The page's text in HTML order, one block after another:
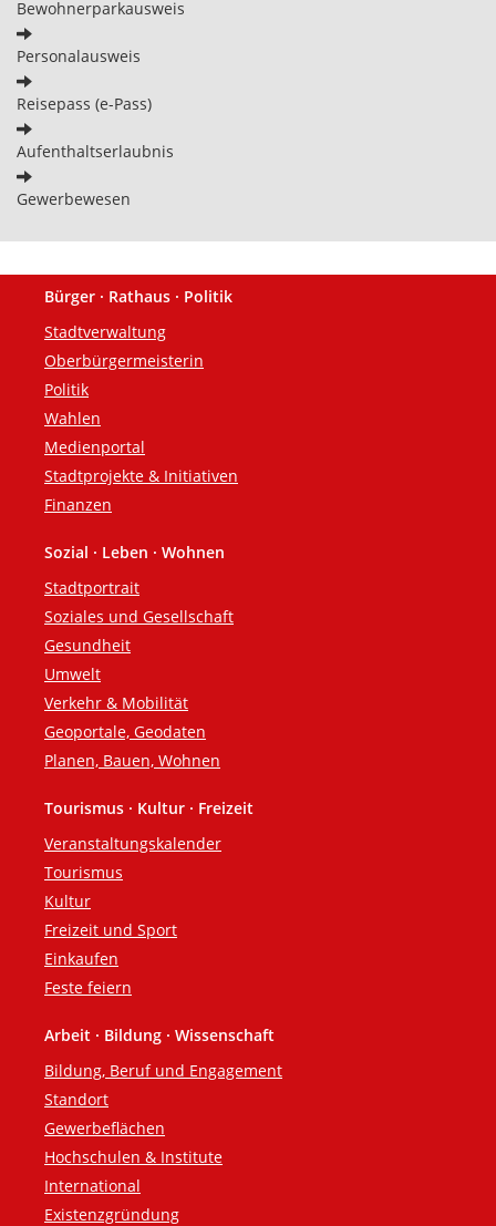
Bewohnerparkausweis
Personalausweis
Reisepass (e-Pass)
Aufenthaltserlaubnis
Gewerbewesen
Fußzeile
Bürger · Rathaus · Politik
Stadtverwaltung
Oberbürgermeisterin
Politik
Wahlen
Medienportal
Stadtprojekte & Initiativen
Finanzen
Sozial · Leben · Wohnen
Stadtportrait
Soziales und Gesellschaft
Gesundheit
Umwelt
Verkehr & Mobilität
Geoportale, Geodaten
Planen, Bauen, Wohnen
Tourismus · Kultur · Freizeit
Veranstaltungskalender
Tourismus
Kultur
Freizeit und Sport
Einkaufen
Feste feiern
Arbeit · Bildung · Wissenschaft
Bildung, Beruf und Engagement
Standort
Gewerbeflächen
Hochschulen & Institute
International
Existenzgründung